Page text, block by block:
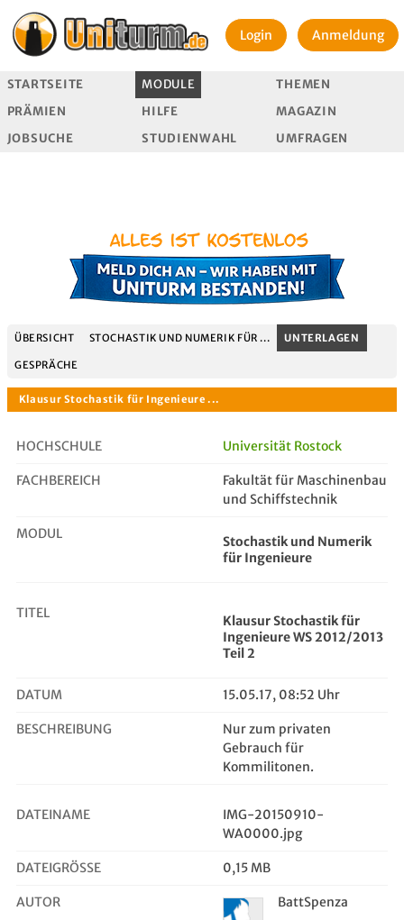
Login Anmeldung
STARTSEITE MODULE
THEMEN
PRÄMIEN
HILFE
MAGAZIN
JOBSUCHE
STUDIENWAHL UMFRAGEN
ÜBERSICHT STOCHASTIK UND NUMERIK FÜR ... UNTERLAGEN
GESPRÄCHE
Klausur Stochastik für Ingenieure ...
HOCHSCHULE Universität Rostock
FACHBEREICH
Fakultät für Maschinenbau
und Schiffstechnik
MODUL
Stochastik und Numerik
für Ingenieure
TITEL
Klausur Stochastik für
Ingenieure WS 2012/2013
Teil 2
DATUM 15.05.17, 08:52 Uhr
BESCHREIBUNG
Nur zum privaten
Gebrauch für
Kommilitonen.
DATEINAME
IMG-20150910-
WA0000.jpg
DATEIGRÖSSE 0,15 MB
AUTOR BattSpenza